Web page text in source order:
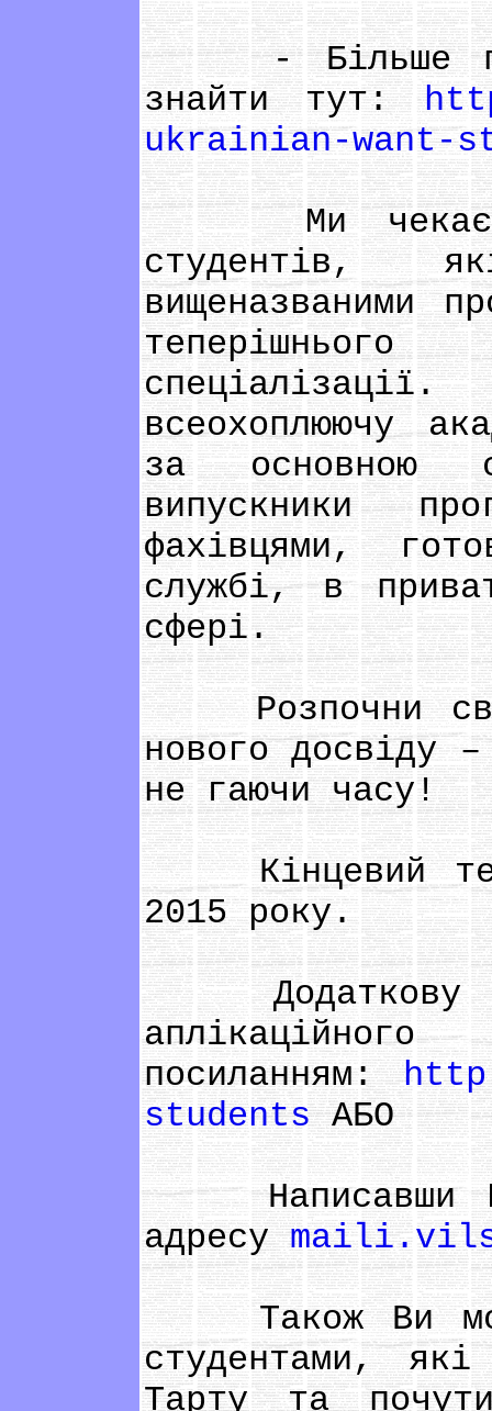
- Більше
знайти тут:
ukrainian-want-
Ми чекаємо
студентів,
вищеназваними
всеохоплюючу
за основною
випускники
фахівцями,
службі, в
сфері.
Розпочни свій
нового досвіду
не гаючи часу!
Кінцевий
2015 року.
Додаткову
посиланням:
studentsАБО
Написавши
адресу
Також Ви
студентами,
Тарту та